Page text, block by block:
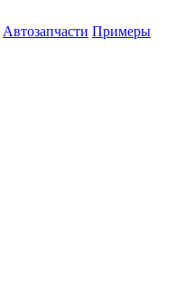
Автозапчасти Примеры